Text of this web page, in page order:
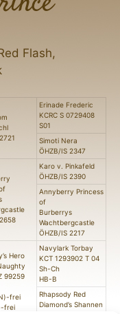
Flash,
Erinade Frederic
KCRC S 0729408
S01
Simoti Nera
ÖHZB/IS 2347
Karo v. Pinkafeld
ÖHZB/IS 2390
Annyberry Princess
of
Burberrys
Wachtbergcastle
ÖHZB/IS 2217
Hero
99259
frei
frei
Navylark Torbay
KCT 1293902 T 04
Sh-Ch
HB-B
Rhapsody Red
Diamond’s Shannen